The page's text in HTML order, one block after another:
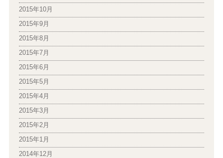
2015年10月
2015年9月
2015年8月
2015年7月
2015年6月
2015年5月
2015年4月
2015年3月
2015年2月
2015年1月
2014年12月